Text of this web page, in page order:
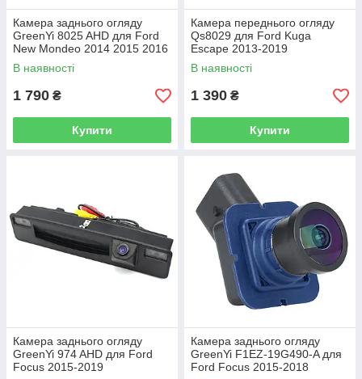
Камера заднього огляду
GreenYi 8025 AHD для Ford
New Mondeo 2014 2015 2016
2017 , Ford Fusion
В наявності
1 790 ₴
Купити
Камера переднього огляду
Qs8029 для Ford Kuga
Escape 2013-2019
В наявності
1 390 ₴
Купити
Камера заднього огляду
GreenYi 974 AHD для Ford
Focus 2015-2019
Камера заднього огляду
GreenYi F1EZ-19G490-A для
Ford Focus 2015-2018